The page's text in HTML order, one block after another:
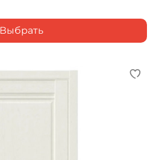
Выбрать